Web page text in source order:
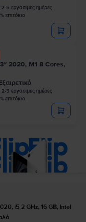
2-5 εργάσιμες ημέρες
επιτόκιο
2020, M1 8 Cores,
2-5 εργάσιμες ημέρες
επιτόκιο
i5 2 GHz, 16 GB, Intel